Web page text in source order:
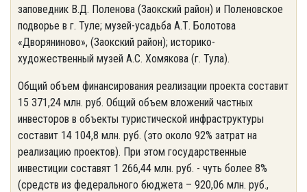
заповедник В.Д. Поленова (Заокский район) и Поленовское
подворье в г. Туле; музей-усадьба А.Т. Болотова
«Дворяниново», (Заокский район); историко-
художественный музей А.С. Хомякова (г. Тула).
Общий объем финансирования реализации проекта составит
15 371,24 млн. руб. Общий объем вложений частных
инвесторов в объекты туристической инфраструктуры
составит 14 104,8 млн. руб. (это около 92% затрат на
реализацию проектов). При этом государственные
инвестиции составят 1 266,44 млн. руб. - чуть более 8%
(средств из федерального бюджета – 920,06 млн. руб.,